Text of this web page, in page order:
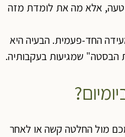
אלא מה את לומדת מזה
החד-פעמית. הבעיה היא
הבסטה" שמגיעות בעקבותיה.
מול החלטה קשה או לאחר